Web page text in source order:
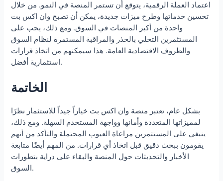
اعتماد العملة الرقمية، يتوقع أن تستمر المنصة في النمو. من خلال
تحسين خدماتها وطرح ميزات جديدة، يمكن أن تصبح وان اكس بت
واحدة من أكبر المنصات في السوق. ومع ذلك، يجب على
المستثمرين التحلي بالحذر والمراقبة المستمرة لنظام السوق
والظروف الاقتصادية العامة. هذا سيمكنهم من اتخاذ قرارات
استثمارية أفضل.
الخاتمة
بشكل عام، تعتبر منصة وان اكس بت خياراً جيداً للاستثمار نظرًا
لمميزاتها المتعددة وأمانها وواجهة المستخدم السهلة. ومع ذلك،
ينبغي على المستثمرين مراعاة العيوب المحتملة والتأكد من أنهم
يقومون ببحث دقيق قبل اتخاذ أي قرارات. من المهم أيضًا متابعة
الأخبار والتحديثات حول المنصة والبقاء على دراية بتطورات
السوق.